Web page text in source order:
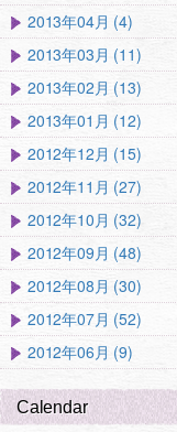
2013年04月 (4)
2013年03月 (11)
2013年02月 (13)
2013年01月 (12)
2012年12月 (15)
2012年11月 (27)
2012年10月 (32)
2012年09月 (48)
2012年08月 (30)
2012年07月 (52)
2012年06月 (9)
Calendar